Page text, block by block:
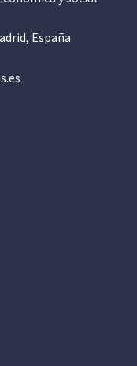
España